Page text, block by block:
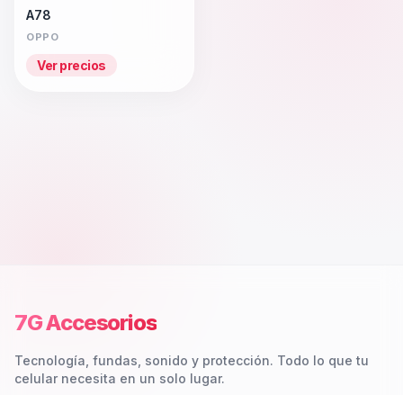
A78
OPPO
Ver precios
7G Accesorios
Tecnología, fundas, sonido y protección. Todo lo que tu
celular necesita en un solo lugar.